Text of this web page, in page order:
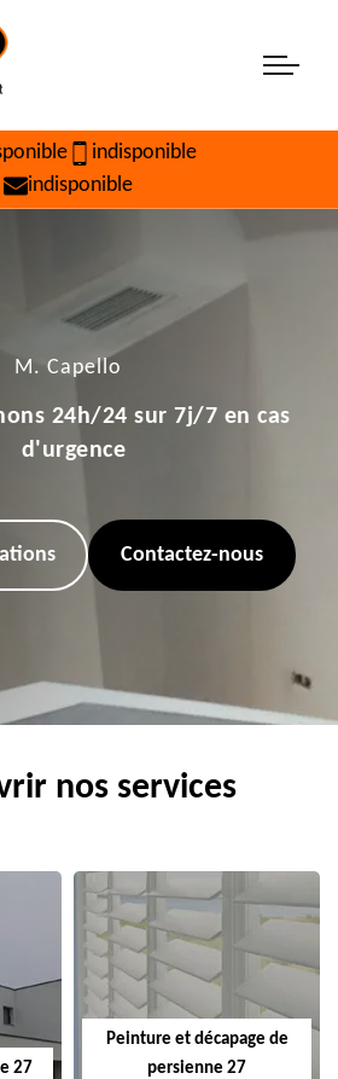
indisponible
indisponible
M. Capello
24h/24 sur 7j/7 en cas
d'urgence
Contactez-nous
nos services
27
Peinture et décapage de
persienne 27